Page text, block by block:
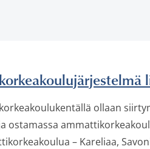
ollaan
ostamassa
– Kareliaa,